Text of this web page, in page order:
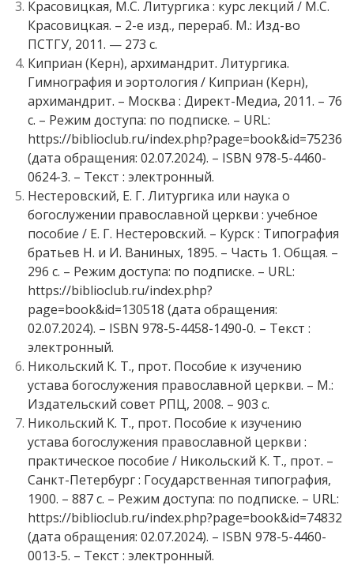
Красовицкая, М.С. Литургика : курс лекций / М.С.
Красовицкая. – 2-е изд., перераб. М.: Изд-во
ПСТГУ, 2011. — 273 с.
Киприан (Керн), архимандрит. Литургика.
Гимнография и эортология / Киприан (Керн),
архимандрит. – Москва : Директ-Медиа, 2011. – 76
с. – Режим доступа: по подписке. – URL:
https://biblioclub.ru/index.php?page=book&id=75236
(дата обращения: 02.07.2024). – ISBN 978-5-4460-
0624-3. – Текст : электронный.
Нестеровский, Е. Г. Литургика или наука о
богослужении православной церкви : учебное
пособие / Е. Г. Нестеровский. – Курск : Типография
братьев Н. и И. Ваниных, 1895. – Часть 1. Общая. –
296 с. – Режим доступа: по подписке. – URL:
https://biblioclub.ru/index.php?
page=book&id=130518 (дата обращения:
02.07.2024). – ISBN 978-5-4458-1490-0. – Текст :
электронный.
Никольский К. Т., прот. Пособие к изучению
устава богослужения православной церкви. – М.:
Издательский совет РПЦ, 2008. – 903 с.
Никольский К. Т., прот. Пособие к изучению
устава богослужения православной церкви :
практическое пособие / Никольский К. Т., прот. –
Санкт-Петербург : Государственная типография,
1900. – 887 с. – Режим доступа: по подписке. – URL:
https://biblioclub.ru/index.php?page=book&id=74832
(дата обращения: 02.07.2024). – ISBN 978-5-4460-
0013-5. – Текст : электронный.